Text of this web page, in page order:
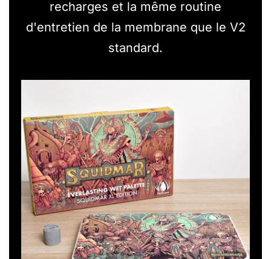
recharges et la même routine
d'entretien de la membrane que le V2
standard.